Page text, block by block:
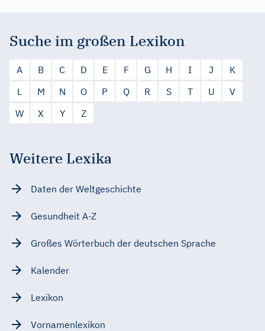
Suche im großen Lexikon
A B C D E F G H I J
K
L
M N O P Q R S T U
V
W
X Y Z
Weitere Lexika
Daten der Weltgeschichte
Gesundheit A-Z
Großes Wörterbuch der deutschen Sprache
Kalender
Lexikon
Vornamenlexikon